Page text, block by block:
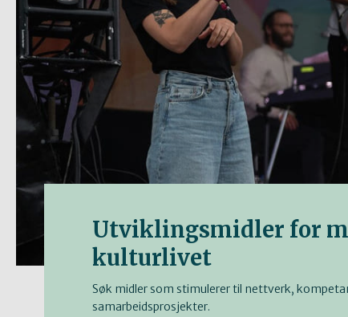
Utviklingsmidler for
kulturlivet
Søk midler som stimulerer til nettverk,
samarbeidsprosjekter.